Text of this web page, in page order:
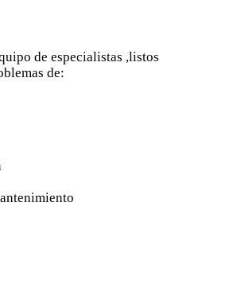
de especialistas ,listos
de: